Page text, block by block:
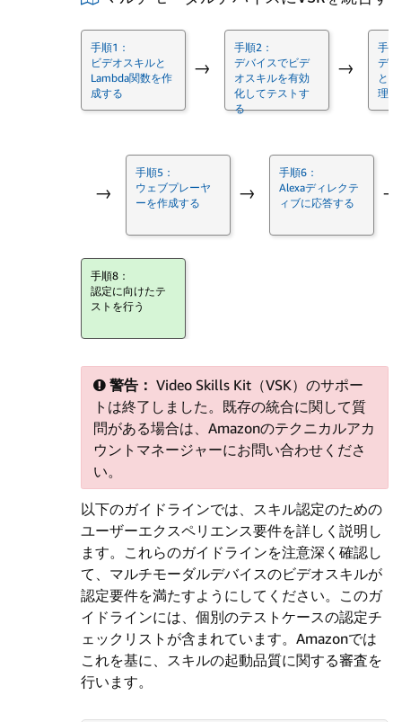
手順1：
ビデオスキルと
Lambda関数を作
成する
→
手順2：
デバイスでビデ
オスキルを有効
化してテストす
る
→
手順
ディ
と
理解
→
手順5：
ウェブプレーヤ
ーを作成する
→
手順6：
Alexaディレクテ
ィブに応答する
→
手順8：
認定に向けたテ
ストを行う
警告： Video Skills Kit（VSK）のサポー
トは終了しました。既存の統合に関して質
問がある場合は、Amazonのテクニカルアカ
ウントマネージャーにお問い合わせくださ
い。
以下のガイドラインでは、スキル認定のための
ユーザーエクスペリエンス要件を詳しく説明し
ます。これらのガイドラインを注意深く確認し
て、マルチモーダルデバイスのビデオスキルが
認定要件を満たすようにしてください。このガ
イドラインには、個別のテストケースの認定チ
ェックリストが含まれています。Amazonでは
これを基に、スキルの起動品質に関する審査を
行います。